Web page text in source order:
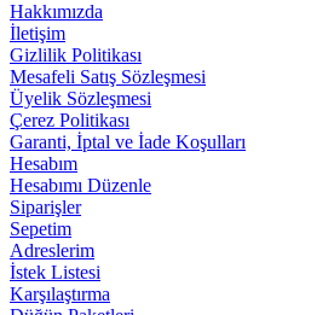
Hakkımızda
İletişim
Gizlilik Politikası
Mesafeli Satış Sözleşmesi
Üyelik Sözleşmesi
Çerez Politikası
Garanti, İptal ve İade Koşulları
Hesabım
Hesabımı Düzenle
Siparişler
Sepetim
Adreslerim
İstek Listesi
Karşılaştırma